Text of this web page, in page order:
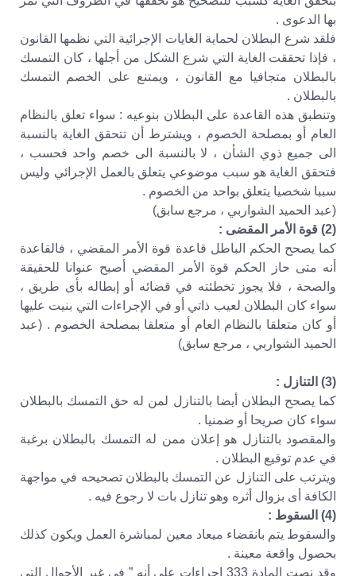
بها الدعوى .
فلقد شرع البطلان لحماية الغايات الإجرائية التي نظمها القانون
، فإذا تحققت الغاية التي شرع الشكل من أجلها ، كان التمسك
بالبطلان متجافيا مع القانون ، ويمتنع على الخصم التمسك
بالبطلان .
وتنطبق هذه القاعدة على البطلان بنوعيه : سواء تعلق بالنظام
العام أو بمصلحة الخصوم ، ويشترط أن تتحقق الغاية بالنسبة
الى جميع ذوي الشأن ، لا بالنسبة الى خصم واحد فحسب ،
فتحقق الغاية هو سبب موضوعي يتعلق بالعمل الإجرائي وليس
سببا شخصيا يتعلق بواحد من الخصوم .
(عبد الحميد الشواربي ، مرجع سابق)
(2) قوة الأمر المقضى :
كما يصحح الحكم الباطل قاعدة قوة الأمر المقضي ، فالقاعدة
أنه متى حاز الحكم قوة الأمر المقضي أصبح عنوانا للحقيقة
والصحة ، فلا يجوز تخطئته في قضائه أو إبطاله بأى طريق ،
سواء كان البطلان لعيب ذاتي أو في الإجراءات التي بنيت عليها
أو كان متعلقا بالنظام العام أو متعلقا بمصلحة الخصوم . (عبد
الحميد الشواربي ، مرجع سابق)
(3) التنازل :
كما يصحح البطلان أيضا بالتنازل لمن له حق التمسك بالبطلان
سواء كان صريحا أو ضمنيا .
والمقصود بالتنازل هو إعلان ممن له التمسك بالبطلان برغبة
في عدم توقيع البطلان .
ويترتب على التنازل عن التمسك بالبطلان تصحيحه في مواجهة
الكافة أى بزوال أثره وهو تنازل بات لا رجوع فيه .
(4) السقوط :
والسقوط يتم بانقضاء ميعاد معين لمباشرة العمل ويكون كذلك
بحصول واقعة معينة .
وقد نصت المادة 333 إجراءات على أنه ” في غير الأحوال التي